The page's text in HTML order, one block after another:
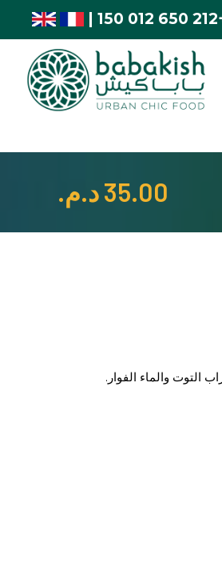
35.00د.م.
التوت والماء الفوار.